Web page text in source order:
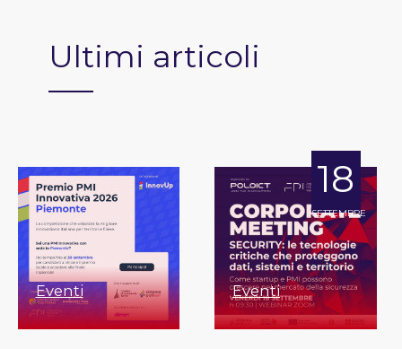
Ultimi articoli
Eventi
18
SETTEMBRE
Eventi